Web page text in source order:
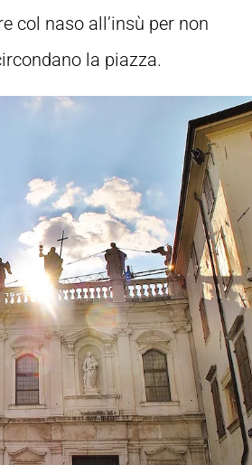
col naso all’insù per non
la piazza.